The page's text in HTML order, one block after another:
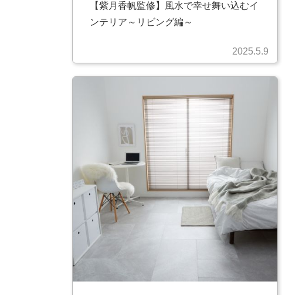
【紫月香帆監修】風水で幸せ舞い込むイ
ンテリア～リビング編～
2025.5.9